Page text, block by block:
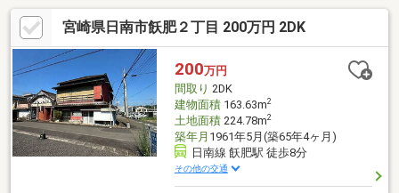
宮崎県日南市飫肥２丁目 200万円 2DK
200万円
間取り 2DK
建物面積163.63m2
土地面積224.78m2
築年月 1961年5月(築65年4ヶ月)
日南線 飫肥駅 徒歩8分
その他の交通